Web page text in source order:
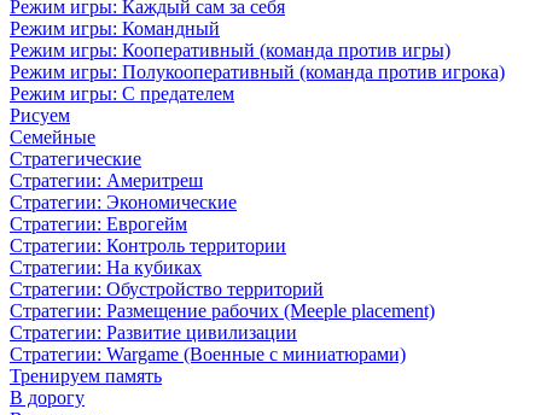
Режим игры: Каждый сам за себя
Режим игры: Командный
Режим игры: Кооперативный (команда против игры)
Режим игры: Полукооперативный (команда против игрока)
Режим игры: С предателем
Рисуем
Семейные
Стратегические
Стратегии: Америтреш
Стратегии: Экономические
Стратегии: Еврогейм
Стратегии: Контроль территории
Стратегии: На кубиках
Стратегии: Обустройство территорий
Стратегии: Размещение рабочих (Meeple placement)
Стратегии: Развитие цивилизации
Стратегии: Wargame (Военные с миниатюрами)
Тренируем память
В дорогу